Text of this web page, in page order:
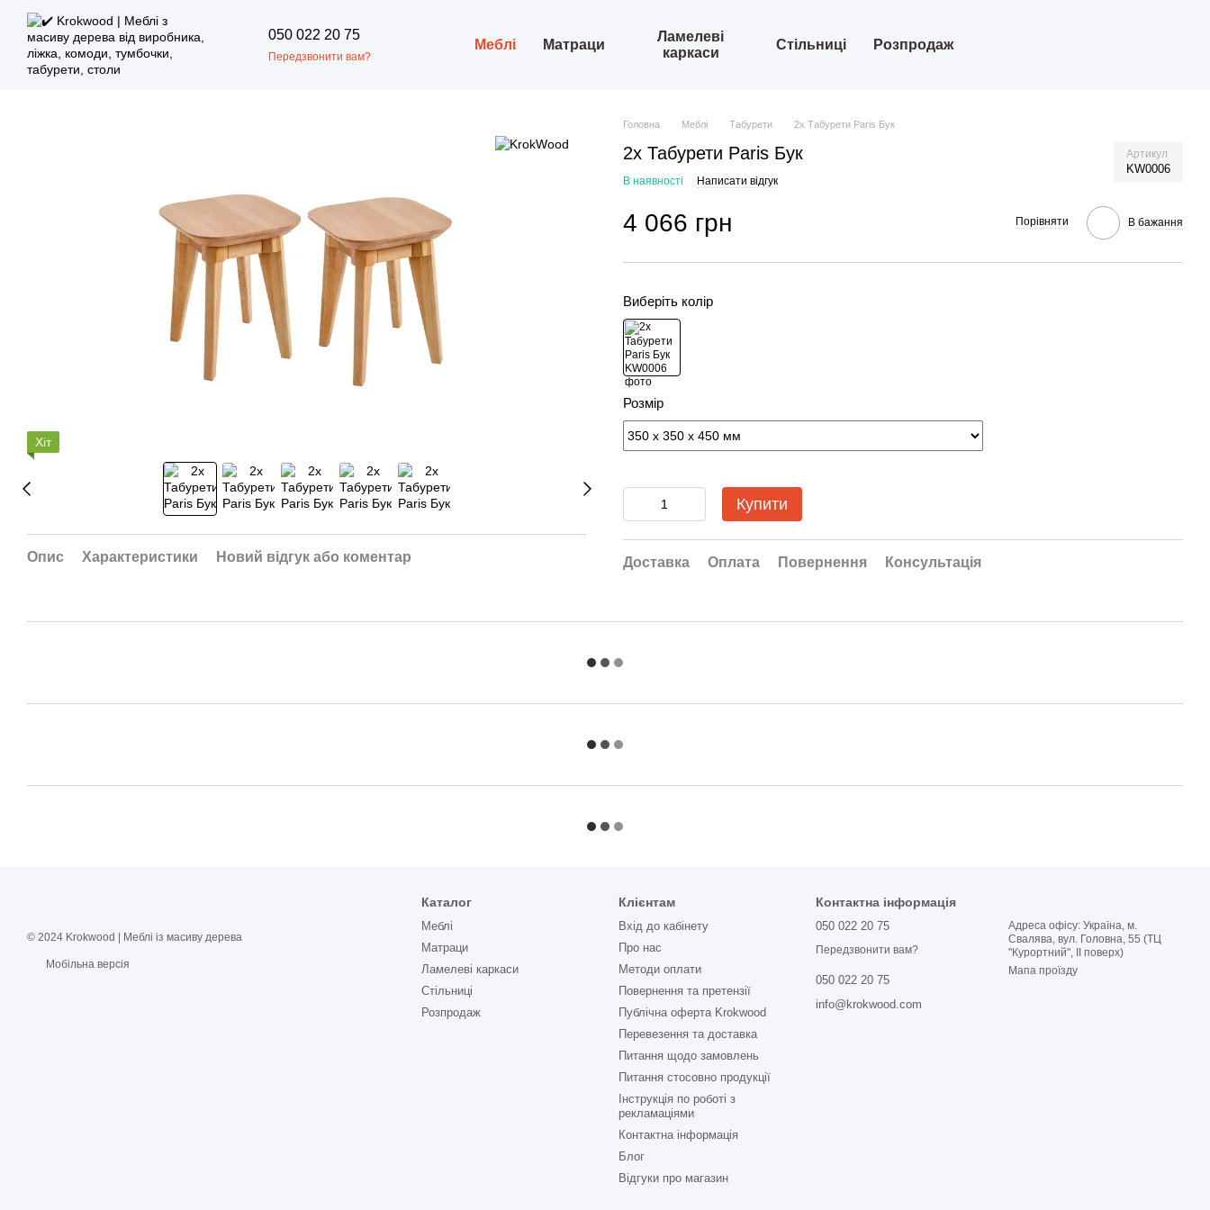
Перейти до основного контенту
050 022 20 75
Передзвонити вам?
Меблі Матраци
Ламелеві
каркаси
Стільниці Розпродаж
Хіт
Опис Характеристики Новий відгук або коментар
Головна Меблі Табурети 2х Табурети Paris Бук
2х Табурети Paris Бук Артикул
KW0006
В наявності Написати відгук
4 066 грн Порівняти В бажання
Виберіть колір
Розмір
Купити
Доставка Оплата Повернення Консультація
© 2024 Krokwood | Меблі із масиву дерева
Мобільна версія
Каталог
Меблі
Матраци
Ламелеві каркаси
Стільниці
Розпродаж
Клієнтам
Вхід до кабінету
Про нас
Методи оплати
Повернення та претензії
Публічна оферта Krokwood
Перевезення та доставка
Питання щодо замовлень
Питання стосовно продукції
Інструкція по роботі з
рекламаціями
Контактна інформація
Блог
Відгуки про магазин
Контактна інформація
050 022 20 75
Передзвонити вам?
050 022 20 75
info@krokwood.com
Адреса офісу: Україна, м.
Свалява, вул. Головна, 55 (ТЦ
"Курортний", ІІ поверх)
Мапа проїзду